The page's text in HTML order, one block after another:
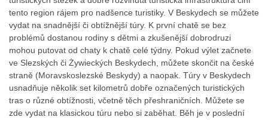
tento region rájem pro nadšence turistiky. V Beskydech se můžete
vydat na snadnější či obtížnější túry. K první chatě se bez
problémů dostanou rodiny s dětmi a zkušenější dobrodruzi
mohou putovat od chaty k chatě celé týdny. Pokud výlet začnete
ve Slezských či Żywieckých Beskydech, můžete skončit na české
straně (Moravskoslezské Beskydy) a naopak. Túry v Beskydech
usnadňuje několik set kilometrů dobře označených turistických
tras o různé obtížnosti, včetně těch přeshraničních. Můžete se
zde vydat na klasickou túru nebo si zaběhat. Běh je v poslední